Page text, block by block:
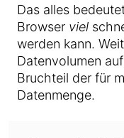
Das alles
Browser viel
werden kann.
Datenvolumen
Bruchteil der für
Datenmenge.